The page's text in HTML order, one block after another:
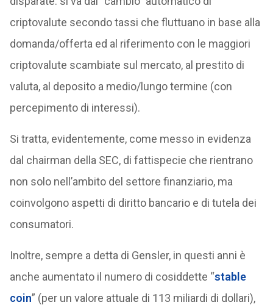
criptovalute secondo tassi che fluttuano in base alla
domanda/offerta ed al riferimento con le maggiori
criptovalute scambiate sul mercato, al prestito di
valuta, al deposito a medio/lungo termine (con
percepimento di interessi).
Si tratta, evidentemente, come messo in evidenza
dal chairman della SEC, di fattispecie che rientrano
non solo nell’ambito del settore finanziario, ma
coinvolgono aspetti di diritto bancario e di tutela dei
consumatori.
Inoltre, sempre a detta di Gensler, in questi anni è
anche aumentato il numero di cosiddette “stable
coin” (per un valore attuale di 113 miliardi di dollari),